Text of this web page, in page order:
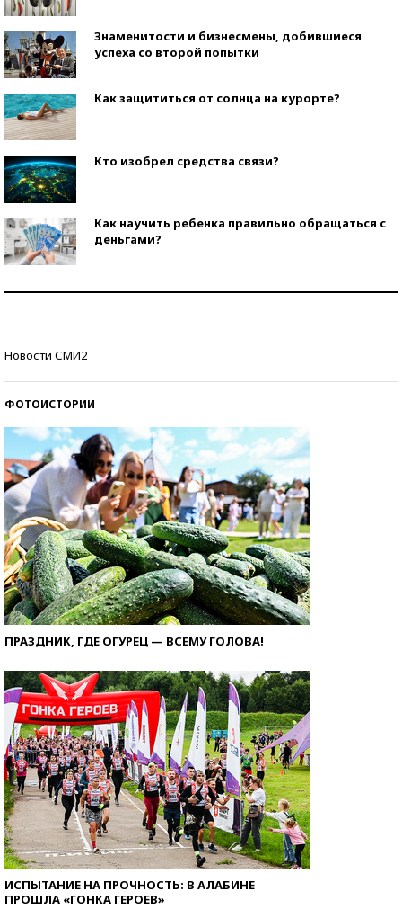
Знаменитости и бизнесмены, добившиеся
успеха со второй попытки
Как защититься от солнца на курорте?
Кто изобрел средства связи?
Как научить ребенка правильно обращаться с
деньгами?
Новости СМИ2
ФОТОИСТОРИИ
ПРАЗДНИК, ГДЕ ОГУРЕЦ — ВСЕМУ ГОЛОВА!
ИСПЫТАНИЕ НА ПРОЧНОСТЬ: В АЛАБИНЕ
ПРОШЛА «ГОНКА ГЕРОЕВ»